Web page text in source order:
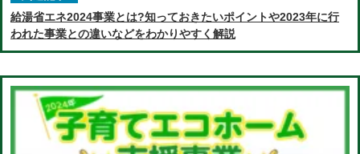
給湯省エネ2024事業とは?知っておきたいポイントや2023年に行
われた事業との違いなどをわかりやすく解説